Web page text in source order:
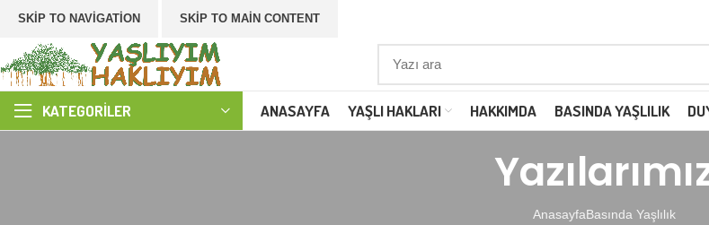
SKIP TO NAVIGATION SKIP TO MAIN CONTENT
KATEGORILER ANASAYFA YAŞLI HAKLARI HAKKIMDA BASINDA YAŞLILIK
AnasayfaBasında Yaşlılık